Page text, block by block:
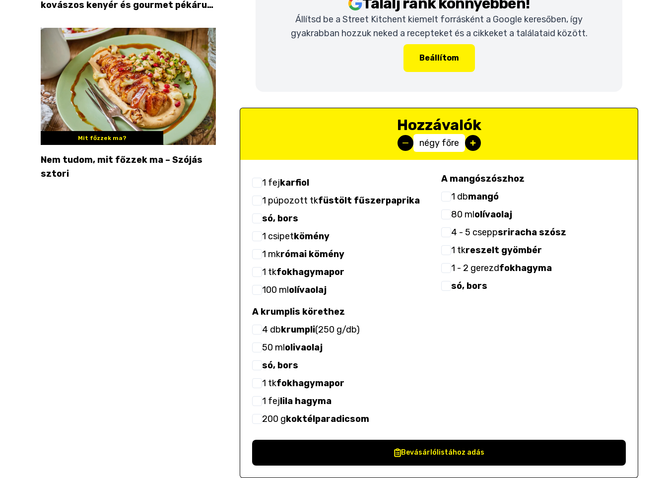
kovászos kenyér és gourmet pékáruk
Mit főzzek ma?
Nem tudom, mit főzzek ma – Szójás
sztori
Állítsd be a Street Kitchent kiemelt forrásként a Google keresőben, így
gyakrabban hozzuk neked a recepteket és a cikkeket a találataid között.
Beállítom
Hozzávalók
négy főre
1 fejkarfiol
1 púpozott tkfüstölt fűszerpaprika
só, bors
1 csipetkömény
1 mkrómai kömény
1 tkfokhagymapor
100 mlolívaolaj
A mangószószhoz
1 dbmangó
80 mlolívaolaj
4 - 5 cseppsriracha szósz
1 tkreszelt gyömbér
1 - 2 gerezdfokhagyma
só, bors
A krumplis körethez
4 dbkrumpli(250 g/db)
50 mlolivaolaj
só, bors
1 tkfokhagymapor
1 fejlila hagyma
200 gkoktélparadicsom
Bevásárlólistához adás